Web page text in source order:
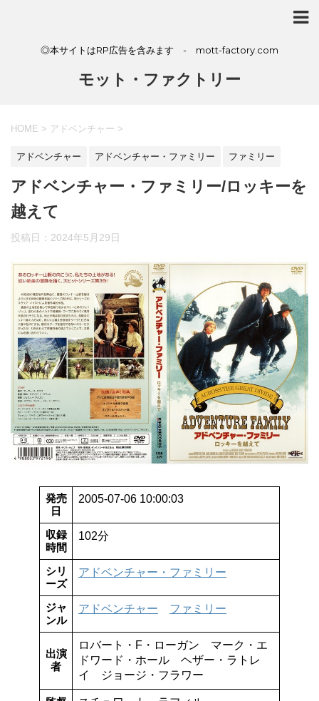
◎本サイトはRP広告を含みます - mott-factory.com
モット・ファクトリー
HOME > アドベンチャー >
アドベンチャー アドベンチャー・ファミリー ファミリー
アドベンチャー・ファミリー/ロッキーを
越えて
投稿日： 2024年5月29日
発売
日
2005-07-06 10:00:03
収録
時間
102分
シリ
ーズ
アドベンチャー・ファミリー
ジャ
ンル
アドベンチャー ファミリー
出演
者
ロバート・F・ローガン マーク・エ
ドワード・ホール ヘザー・ラトレ
イ ジョージ・フラワー